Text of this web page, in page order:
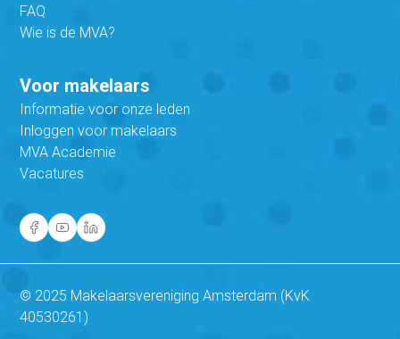
FAQ
Wie is de MVA?
Voor makelaars
Informatie voor onze leden
Inloggen voor makelaars
MVA Academie
Vacatures
© 2025 Makelaarsvereniging Amsterdam (KvK
40530261)